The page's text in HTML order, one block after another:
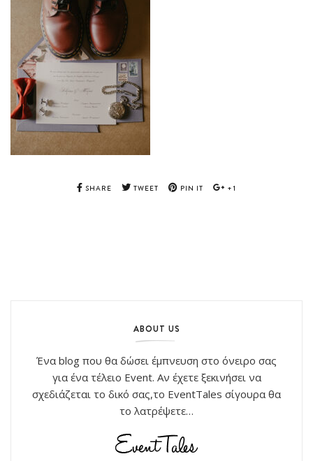
SHARE TWEET PIN IT +1
ABOUT US
Ένα blog που θα δώσει έμπνευση στο όνειρο σας
για ένα τέλειο Event. Αν έχετε ξεκινήσει να
σχεδιάζεται το δικό σας,το EventTales σίγουρα θα
το λατρέψετε…